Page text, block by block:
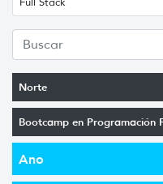
Norte
Bootcamp en Programación
Ano